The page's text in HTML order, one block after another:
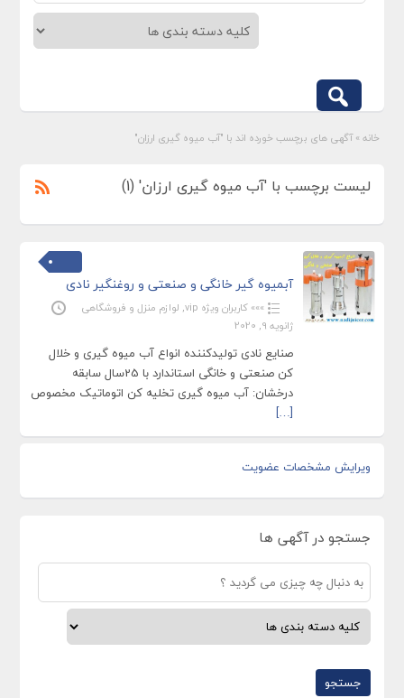
خانه » آگهی های برچسب خورده اند با "آب میوه گیری ارزان"
لیست برچسب با 'آب میوه گیری ارزان' (1)
آبمیوه گیر خانگی و صنعتی و روغنگیر نادی
»»» کاربران ویژه vip , لوازم منزل و فروشگاهی
ژانویه 9, 2020
صنایع نادی تولیدکننده انواع آب میوه گیری و خلال
کن صنعتی و خانگی استاندارد با 25سال سابقه
درخشان: آب میوه گیری تخلیه کن اتوماتیک مخصوص
[…]
ویرایش مشخصات عضویت
جستجو در آگهی ها